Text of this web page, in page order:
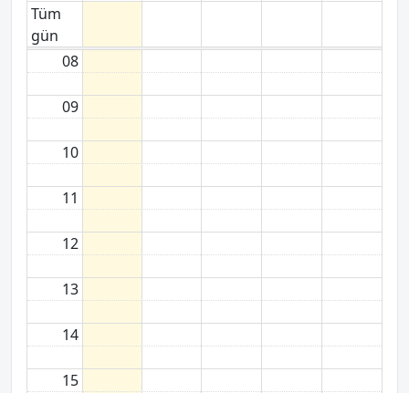
Tüm
gün
08
09
10
11
12
13
14
15